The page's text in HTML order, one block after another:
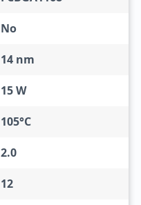
No
14 nm
15 W
105°C
2.0
12